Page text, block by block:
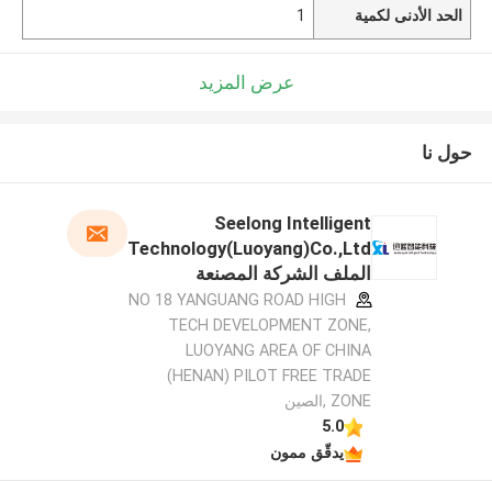
الحد الأدنى لكمية 1
عرض المزيد
حول نا
Seelong Intelligent
Technology(Luoyang)Co.,Ltd
الملف الشركة المصنعة
NO 18 YANGUANG ROAD HIGH
TECH DEVELOPMENT ZONE,
LUOYANG AREA OF CHINA
(HENAN) PILOT FREE TRADE
ZONE ,الصين
5.0
يدقّق ممون